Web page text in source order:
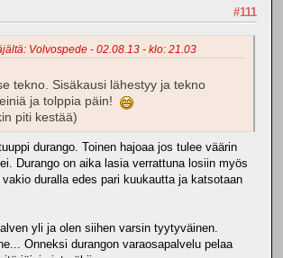
#111
Volvospede - 02.08.13 - klo: 21.03
tekno. Sisäkausi lähestyy ja tekno
ja tolppia päin!
piti kestää)
durango. Toinen hajoaa jos tulee väärin
Durango on aika lasia verrattuna losiin myös
duralla edes pari kuukautta ja katsotaan
yli ja olen siihen varsin tyytyväinen.
Onneksi durangon varaosapalvelu pelaa